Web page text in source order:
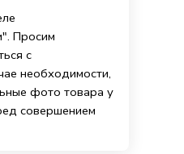
Просим
с
необходимости,
фото товара у
совершением